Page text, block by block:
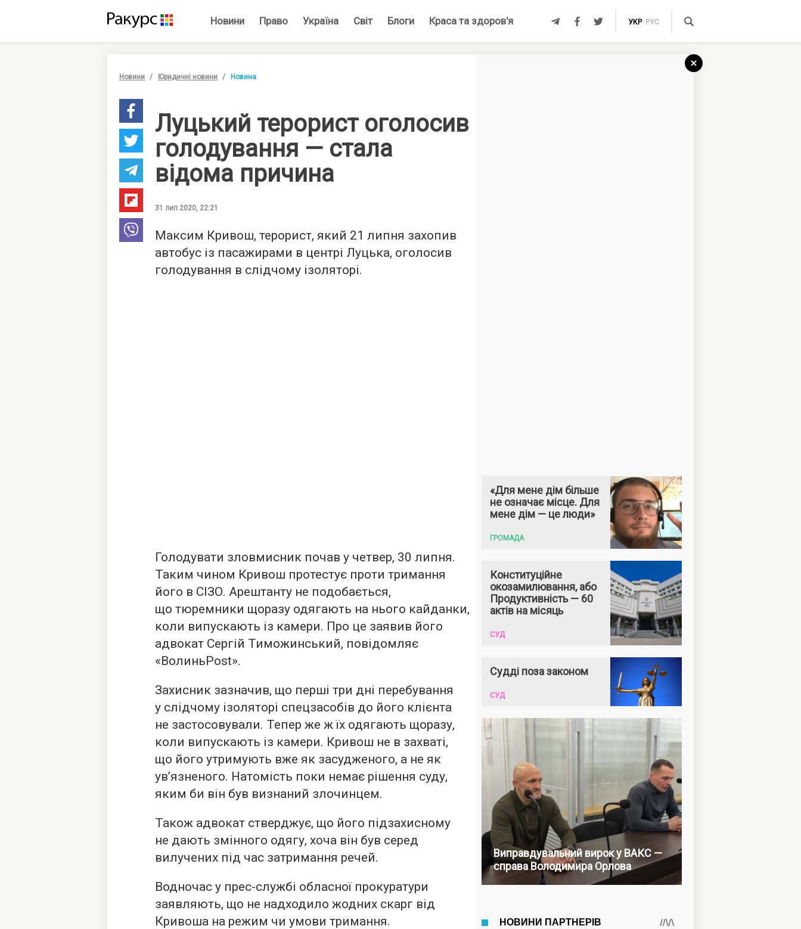
Новини Право Україна Світ Блоги Краса та здоров'я УКР РУС
Новини Юридичні новини Новина
Луцький терорист оголосив
голодування — стала
відома причина
31 лип 2020, 22:21
Максим Кривош, терорист, який 21 липня захопив
автобус із пасажирами в центрі Луцька, оголосив
голодування в слідчому ізоляторі.
Голодувати зловмисник почав у четвер, 30 липня.
Таким чином Кривош протестує проти тримання
його в СІЗО. Арештанту не подобається,
що тюремники щоразу одягають на нього кайданки,
коли випускають із камери. Про це заявив його
адвокат Сергій Тиможинський, повідомляє
«ВолиньPost».
Захисник зазначив, що перші три дні перебування
у слідчому ізоляторі спецзасобів до його клієнта
не застосовували. Тепер же ж їх одягають щоразу,
коли випускають із камери. Кривош не в захваті,
що його утримують вже як засудженого, а не як
ув’язненого. Натомість поки немає рішення суду,
яким би він був визнаний злочинцем.
Також адвокат стверджує, що його підзахисному
не дають змінного одягу, хоча він був серед
вилучених під час затримання речей.
Водночас у прес-службі обласної прокуратури
заявляють, що не надходило жодних скарг від
Кривоша на режим чи умови тримання.
«Для мене дім більше
не означає місце. Для
мене дім — це люди»
ГРОМАДА
Конституційне
окозамилювання, або
Продуктивність — 60
актів на місяць
СУД
Судді поза законом
СУД
Виправдувальний вирок у ВАКС —
справа Володимира Орлова